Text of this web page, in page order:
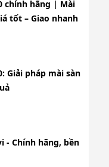
chính hãng | Mài
tốt – Giao nhanh
Giải pháp mài sàn
- Chính hãng, bền